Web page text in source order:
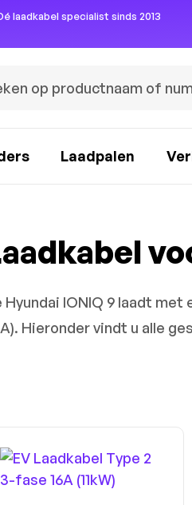
laadkabel specialist sinds 2013
Laadpalen
Hyundai IONIQ 9 laadt met
Hieronder vindt u alle